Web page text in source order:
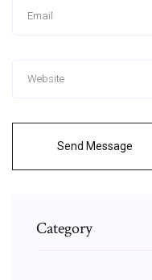
Send Message
Category